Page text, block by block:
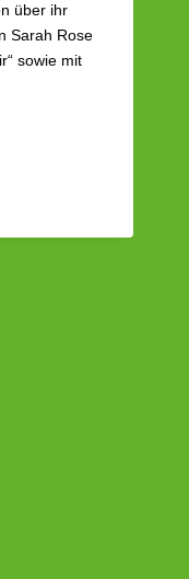
über ihr
Sarah Rose
sowie mit